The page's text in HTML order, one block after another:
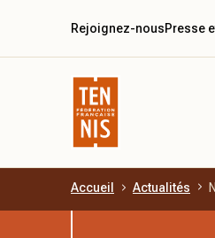
Aller au contenu principal
Rejoignez-nousPresse
Accueil Actualités